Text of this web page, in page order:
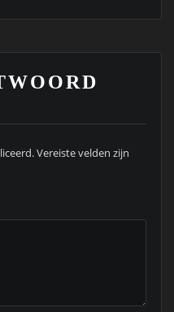
Vereiste velden zijn